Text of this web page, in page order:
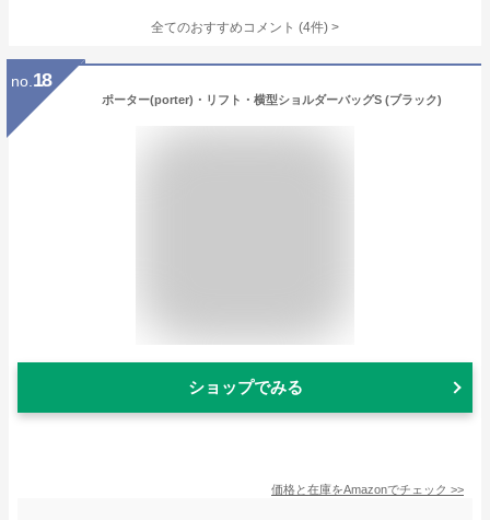
全てのおすすめコメント (4件) >
no. 18
ポーター(porter)・リフト・横型ショルダーバッグS (ブラック)
ショップでみる
価格と在庫をAmazonでチェック >>